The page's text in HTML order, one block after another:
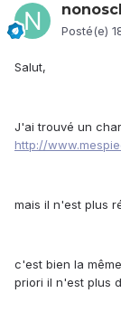
Posté(e)
Salut,
J'ai trouvé un
http://
mais il n'est plus
c'est bien la
priori il n'est plus